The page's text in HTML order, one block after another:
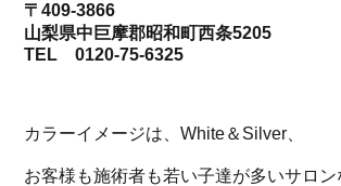
〒409-3866
山梨県中巨摩郡昭和町西条5205
TEL 0120-75-6325
カラーイメージは、White＆Silver、
お客様も施術者も若い子達が多いサロン